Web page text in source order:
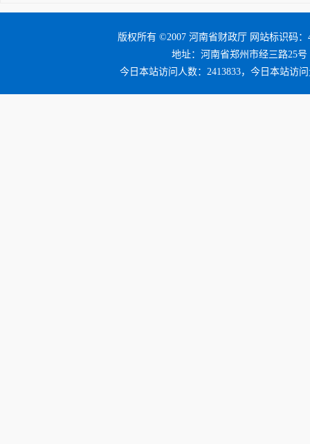
版权所有 ©2007 河南省财政厅 网站标识码：
地址：河南省郑州市经三路25号
今日本站访问人数：2413833，今日本站访